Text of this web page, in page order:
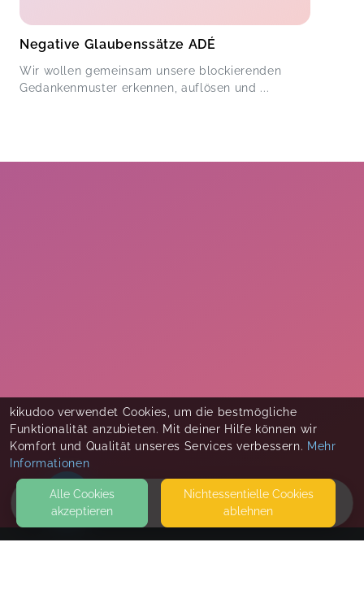
HOME
Negative Glaubenssätze ADÉ
Wir wollen gemeinsam unsere blockierenden
Gedankenmuster erkennen, auflösen und ...
kikudoo verwendet Cookies, um die bestmögliche
Funktionalität anzubieten. Mit deiner Hilfe können wir
Komfort und Qualität unseres Services verbessern. Mehr
Informationen
Alle Cookies
akzeptieren
Nicht­essentielle Cookies
ablehnen